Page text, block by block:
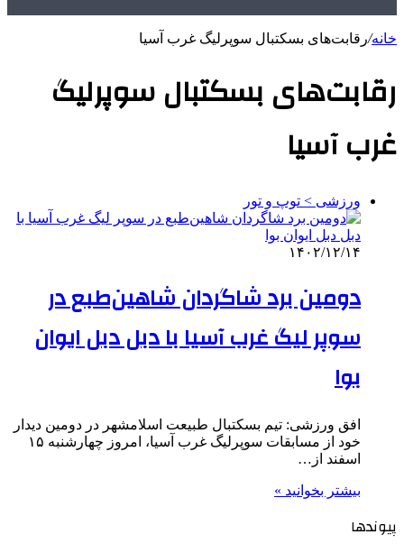
خانه/رقابت‌های بسکتبال سوپرلیگ غرب آسیا
رقابت‌های بسکتبال سوپرلیگ
غرب آسیا
ورزشی > توپ و تور
۱۴۰۲/۱۲/۱۴
دومین برد شاگردان شاهین‌طبع در
سوپر لیگ غرب آسیا با دبل دبل ایوان
بوا
افق ورزشی: تیم بسکتبال طبیعت اسلامشهر در دومین دیدار
خود از مسابقات سوپرلیگ غرب آسیا، امروز چهارشنبه ۱۵
اسفند از…
بیشتر بخوانید »
پیوندها